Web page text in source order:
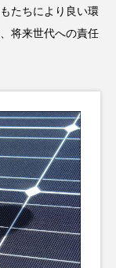
たちにより良い環
将来世代への責任